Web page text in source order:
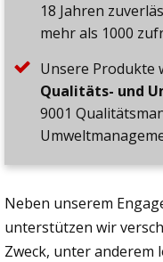
18 Jahren
mehr als 1000
Unsere Produkte
Qualitäts- und
9001
Neben unserem
unterstützen wir
Zweck, unter anderem